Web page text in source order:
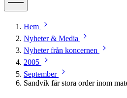
Hem
Nyheter & Media
Nyheter från koncernen
2005
September
Sandvik får stora order inom